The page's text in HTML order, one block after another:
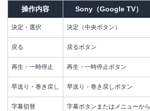
操作内容 Sony（Google TV）
決定・選択 決定（中央ボタン）
戻る 戻るボタン
再生・一時停止 再生・一時停止ボタン
早送り・巻き戻し 早送り・巻き戻しボタン
字幕切替 字幕ボタンまたはメニューから